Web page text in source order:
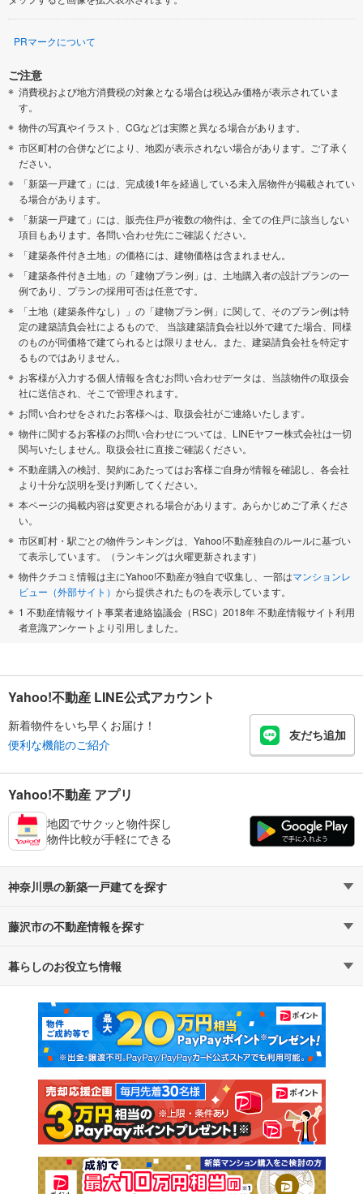
PRマークについて
ご注意
消費税および地方消費税の対象となる場合は税込み価格が表示されていま
す。
物件の写真やイラスト、CGなどは実際と異なる場合があります。
市区町村の合併などにより、地図が表示されない場合があります。ご了承く
ださい。
「新築一戸建て」には、完成後1年を経過している未入居物件が掲載されてい
る場合があります。
「新築一戸建て」には、販売住戸が複数の物件は、全ての住戸に該当しない
項目もあります。各問い合わせ先にご確認ください。
「建築条件付き土地」の価格には、建物価格は含まれません。
「建築条件付き土地」の「建物プラン例」は、土地購入者の設計プランの一
例であり、プランの採用可否は任意です。
「土地（建築条件なし）」の「建物プラン例」に関して、そのプラン例は特
定の建築請負会社によるもので、 当該建築請負会社以外で建てた場合、同様
のものが同価格で建てられるとは限りません。また、建築請負会社を特定す
るものではありません。
お客様が入力する個人情報を含むお問い合わせデータは、当該物件の取扱会
社に送信され、そこで管理されます。
お問い合わせをされたお客様へは、取扱会社がご連絡いたします。
物件に関するお客様のお問い合わせについては、LINEヤフー株式会社は一切
関与いたしません。取扱会社に直接ご確認ください。
不動産購入の検討、契約にあたってはお客様ご自身が情報を確認し、各会社
より十分な説明を受け判断してください。
本ページの掲載内容は変更される場合があります。あらかじめご了承くださ
い。
市区町村・駅ごとの物件ランキングは、Yahoo!不動産独自のルールに基づい
て表示しています。（ランキングは火曜更新されます）
物件クチコミ情報は主にYahoo!不動産が独自で収集し、一部はマンションレ
ビュー（外部サイト） から提供されたものを表示しています。
1 不動産情報サイト事業者連絡協議会（RSC）2018年 不動産情報サイト利用
者意識アンケートより引用しました。
Yahoo!不動産 LINE公式アカウント
新着物件をいち早くお届け！
便利な機能のご紹介
友だち追加
Yahoo!不動産 アプリ
地図でサクッと物件探し
物件比較が手軽にできる
神奈川県の新築一戸建てを探す
路線・駅から探す
通勤・通学時間から探す
藤沢市の不動産情報を探す
不動産・住宅
新築マンション 中古マンション
新築一戸建て 中古一戸建て
注文住宅 土地
売却査定
暮らしのお役立ち情報
マンションカタログ 教えて！住まいの先生